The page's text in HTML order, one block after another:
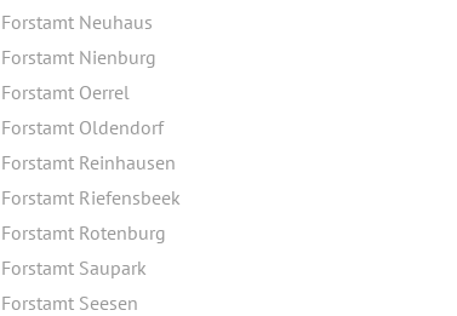
Forstamt Neuhaus
Forstamt Nienburg
Forstamt Oerrel
Forstamt Oldendorf
Forstamt Reinhausen
Forstamt Riefensbeek
Forstamt Rotenburg
Forstamt Saupark
Forstamt Seesen